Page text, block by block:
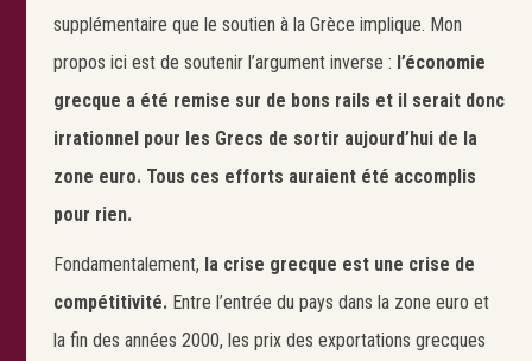
supplémentaire que le soutien à la Grèce implique. Mon
propos ici est de soutenir l’argument inverse : l’économie
grecque a été remise sur de bons rails et il serait donc
irrationnel pour les Grecs de sortir aujourd’hui de la
zone euro. Tous ces efforts auraient été accomplis
pour rien.
Fondamentalement, la crise grecque est une crise de
compétitivité.Entre l’entrée du pays dans la zone euro et
la fin des années 2000, les prix des exportations grecques